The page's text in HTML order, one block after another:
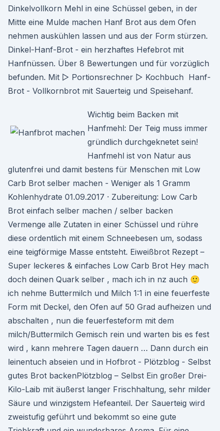
Dinkelvollkorn Mehl in eine Schüssel geben, in der
Mitte eine Mulde machen Hanf Brot aus dem Ofen
nehmen auskühlen lassen und aus der Form stürzen.
Dinkel-Hanf-Brot - ein herzhaftes Hefebrot mit
Hanfnüssen. Über 8 Bewertungen und für vorzüglich
befunden. Mit ▻ Portionsrechner ▻ Kochbuch Hanf-
Brot - Vollkornbrot mit Sauerteig und Speisehanf.
Wichtig beim Backen mit
Hanfmehl: Der Teig muss immer
gründlich durchgeknetet sein!
Hanfmehl ist von Natur aus
glutenfrei und damit bestens für Menschen mit Low
Carb Brot selber machen - Weniger als 1 Gramm
Kohlenhydrate 01.09.2017 · Zubereitung: Low Carb
Brot einfach selber machen / selber backen
Vermenge alle Zutaten in einer Schüssel und rühre
diese ordentlich mit einem Schneebesen um, sodass
eine teigförmige Masse entsteht. Eiweißbrot Rezept –
Super leckeres & einfaches Low Carb Brot Hey mach
doch deinen Quark selber , mach ich in nz auch 🙂
ich nehme Buttermilch und Milch 1:1 in eine feuerfeste
Form mit Deckel, den Ofen auf 50 Grad aufheizen und
abschalten , nun die feuerfesteform mit dem
milch/Buttermilch Gemisch rein und warten bis es fest
wird , kann mehrere Tagen dauern … Dann durch ein
leinentuch abseien und in Hofbrot - Plötzblog - Selbst
gutes Brot backenPlötzblog – Selbst Ein großer Drei-
Kilo-Laib mit äußerst langer Frischhaltung, sehr milder
Säure und winzigstem Hefeanteil. Der Sauerteig wird
zweistufig geführt und bekommt so eine gute